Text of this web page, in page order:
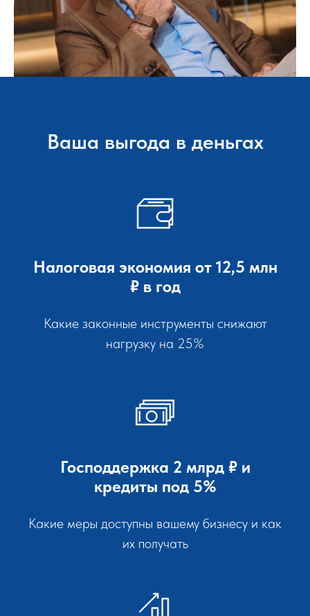
Ваша выгода в деньгах
Налоговая экономия от 12,5 млн
₽ в год
Какие законные инструменты снижают
нагрузку на 25%
Господдержка 2 млрд ₽ и
кредиты под 5%
Какие меры доступны вашему бизнесу и как
их получать